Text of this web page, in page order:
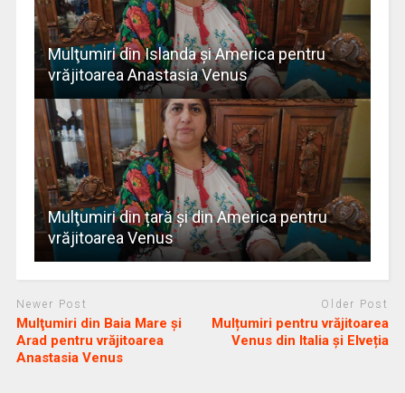
Mulţumiri din Islanda și America pentru
vrăjitoarea Anastasia Venus
Mulţumiri din țară și din America pentru
vrăjitoarea Venus
Newer Post
Mulţumiri din Baia Mare și
Arad pentru vrăjitoarea
Anastasia Venus
Older Post
Mulțumiri pentru vrăjitoarea
Venus din Italia și Elveția